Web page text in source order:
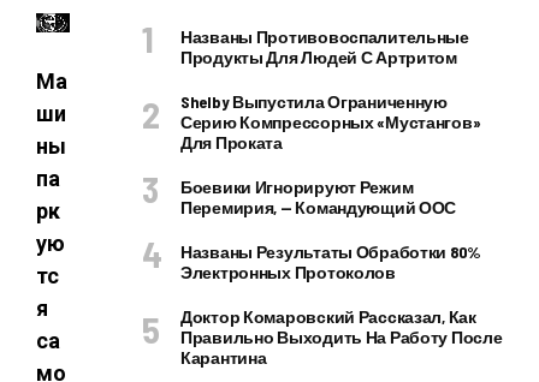
Ма
ши
ны
па
рк
ую
тс
я
са
мо
Названы Противовоспалительные
Продукты Для Людей С Артритом
Shelby Выпустила Ограниченную
Серию Компрессорных «Мустангов»
Для Проката
Боевики Игнорируют Режим
Перемирия, — Командующий ООС
Названы Результаты Обработки 80%
Электронных Протоколов
Доктор Комаровский Рассказал, Как
Правильно Выходить На Работу После
Карантина